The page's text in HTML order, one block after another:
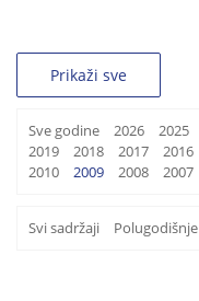
Prikaži sve
Sve godine 2026 2025
2019
2018 2017 2016
2010
2009 2008 2007
Svi sadržaji Polugodišnje